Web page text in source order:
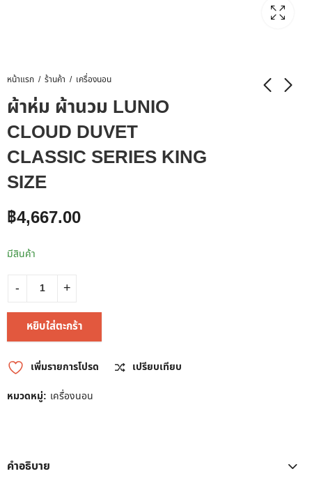
หน้าแรก ร้านค้า เครื่องนอน
ผ้าห่ม ผ้านวม LUNIO
CLOUD DUVET
CLASSIC SERIES KING
SIZE
฿4,667.00
มีสินค้า
หยิบใส่ตะกร้า
เพิ่มรายการโปรด
เปรียบเทียบ
หมวดหมู่: เครื่องนอน
คำอธิบาย